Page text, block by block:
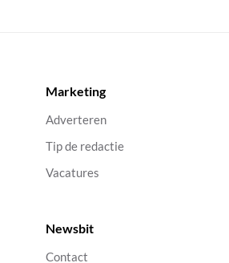
Marketing
Adverteren
Tip de redactie
Vacatures
Newsbit
Contact